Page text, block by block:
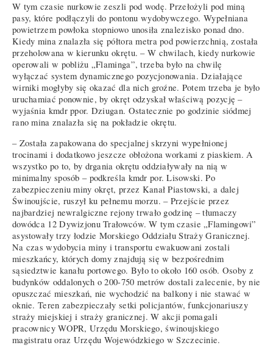
W tym czasie nurkowie zeszli pod wodę. Przełożyli pod miną
pasy, które podłączyli do pontonu wydobywczego. Wypełniana
powietrzem powłoka stopniowo unosiła znalezisko ponad dno.
Kiedy mina znalazła się półtora metra pod powierzchnią, została
przeholowana w kierunku okrętu. – W chwilach, kiedy nurkowie
operowali w pobliżu „Flaminga”, trzeba było na chwilę
wyłączać system dynamicznego pozycjonowania. Działające
wirniki mogłyby się okazać dla nich groźne. Potem trzeba je było
uruchamiać ponownie, by okręt odzyskał właściwą pozycję –
wyjaśnia kmdr ppor. Dziugan. Ostatecznie po godzinie siódmej
rano mina znalazła się na pokładzie okrętu.
– Została zapakowana do specjalnej skrzyni wypełnionej
trocinami i dodatkowo jeszcze obłożona workami z piaskiem. A
wszystko po to, by drgania okrętu oddziaływały na nią w
minimalny sposób – podkreśla kmdr por. Lisowski. Po
zabezpieczeniu miny okręt, przez Kanał Piastowski, a dalej
Świnoujście, ruszył ku pełnemu morzu. – Przejście przez
najbardziej newralgiczne rejony trwało godzinę – tłumaczy
dowódca 12 Dywizjonu Trałowców. W tym czasie „Flamingowi”
asystowały trzy łodzie Morskiego Oddziału Straży Granicznej.
Na czas wydobycia miny i transportu ewakuowani zostali
mieszkańcy, których domy znajdują się w bezpośrednim
sąsiedztwie kanału portowego. Było to około 160 osób. Osoby z
budynków oddalonych o 200-750 metrów dostali zalecenie, by nie
opuszczać mieszkań, nie wychodzić na balkony i nie stawać w
oknie. Teren zabezpieczały setki policjantów, funkcjonariuszy
straży miejskiej i straży granicznej. W akcji pomagali
pracownicy WOPR, Urzędu Morskiego, świnoujskiego
magistratu oraz Urzędu Wojewódzkiego w Szczecinie.